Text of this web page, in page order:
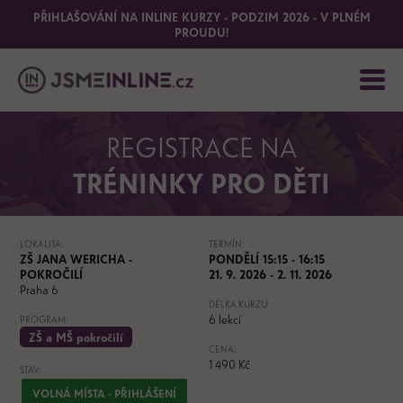
PŘIHLAŠOVÁNÍ NA INLINE KURZY - PODZIM 2026 - V PLNÉM
PROUDU!
REGISTRACE NA
TRÉNINKY PRO DĚTI
LOKALITA:
ZŠ JANA WERICHA -
POKROČILÍ
Praha 6
PROGRAM:
ZŠ a MŠ pokročilí
STAV:
VOLNÁ MÍSTA - PŘIHLÁŠENÍ
TERMÍN:
PONDĚLÍ 15:15 - 16:15
21. 9. 2026 - 2. 11. 2026
DÉLKA KURZU:
6 lekcí
CENA:
1 490 Kč